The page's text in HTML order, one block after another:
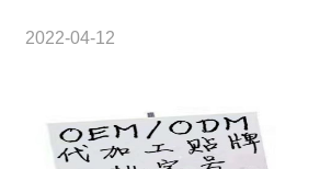
2022-04-12